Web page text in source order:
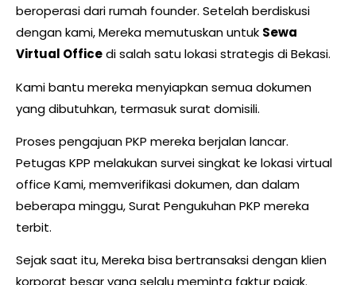
beroperasi dari rumah founder. Setelah berdiskusi
dengan kami, Mereka memutuskan untuk Sewa
Virtual Officedi salah satu lokasi strategis di Bekasi.
Kami bantu mereka menyiapkan semua dokumen
yang dibutuhkan, termasuk surat domisili.
Proses pengajuan PKP mereka berjalan lancar.
Petugas KPP melakukan survei singkat ke lokasi virtual
office Kami, memverifikasi dokumen, dan dalam
beberapa minggu, Surat Pengukuhan PKP mereka
terbit.
Sejak saat itu, Mereka bisa bertransaksi dengan klien
korporat besar yang selalu meminta faktur pajak.